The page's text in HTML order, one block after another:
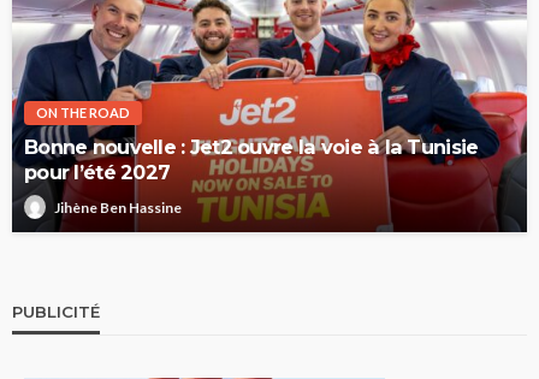
ON THE ROAD
Bonne nouvelle : Jet2 ouvre la voie à la Tunisie
pour l’été 2027
Jihène Ben Hassine
PUBLICITÉ